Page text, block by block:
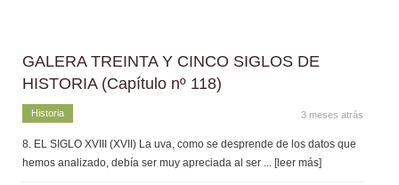
GALERA TREINTA Y CINCO SIGLOS DE
HISTORIA (Capítulo nº 118)
Historia 3 meses atrás
8. EL SIGLO XVIII (XVII) La uva, como se desprende de los datos que
hemos analizado, debía ser muy apreciada al ser ... [leer más]